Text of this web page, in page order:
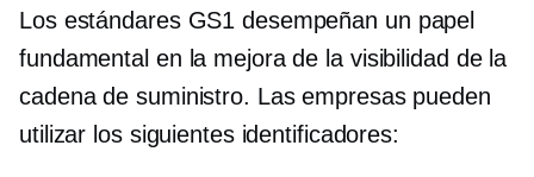
Los estándares GS1 desempeñan un papel
fundamental en la mejora de la visibilidad de la
cadena de suministro. Las empresas pueden
utilizar los siguientes identificadores: